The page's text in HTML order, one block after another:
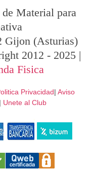
Material para
Gijon (Asturias)
2012 - 2025 |
Fisica
Privacidad| Aviso
Unete al Club